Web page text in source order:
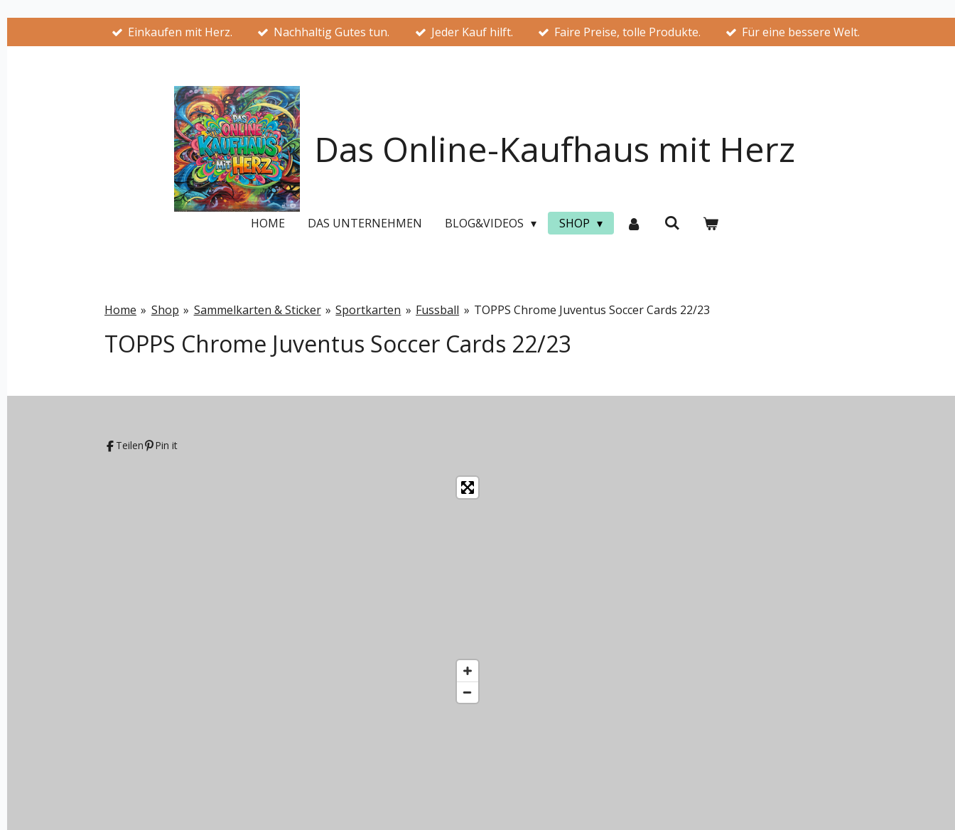
springen
Einkaufen mit Herz. Nachhaltig Gutes tun. Jeder Kauf hilft. Faire Preise, tolle Produkte. Für eine bessere Welt.
Das Online-Kaufhaus mit Herz
HOME DAS UNTERNEHMEN BLOG&VIDEOS SHOP
Home » Shop » Sammelkarten & Sticker » Sportkarten » Fussball » TOPPS Chrome Juventus Soccer Cards 22/23
TOPPS Chrome Juventus Soccer Cards 22/23
Teilen Pin it